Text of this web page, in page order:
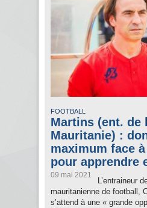
FOOTBALL
Martins (ent. de
Mauritanie) :
maximum face
pour apprendre
09 mai 2021
L’entraineur
mauritanienne de football,
s’attend à une « grande